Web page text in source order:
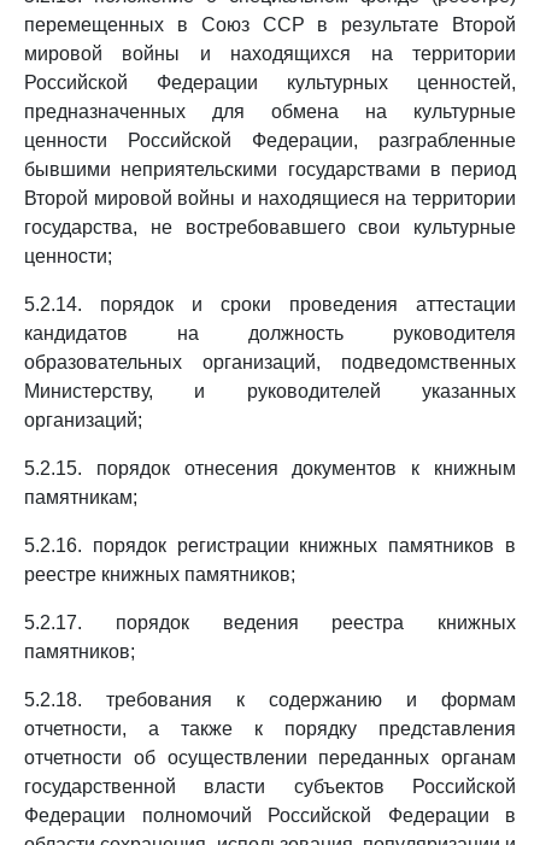
перемещенных в Союз ССР в результате Второй
мировой войны и находящихся на территории
Российской Федерации культурных ценностей,
предназначенных для обмена на культурные
ценности Российской Федерации, разграбленные
бывшими неприятельскими государствами в период
Второй мировой войны и находящиеся на территории
государства, не востребовавшего свои культурные
ценности;
5.2.14. порядок и сроки проведения аттестации
кандидатов на должность руководителя
образовательных организаций, подведомственных
Министерству, и руководителей указанных
организаций;
5.2.15. порядок отнесения документов к книжным
памятникам;
5.2.16. порядок регистрации книжных памятников в
реестре книжных памятников;
5.2.17. порядок ведения реестра книжных
памятников;
5.2.18. требования к содержанию и формам
отчетности, а также к порядку представления
отчетности об осуществлении переданных органам
государственной власти субъектов Российской
Федерации полномочий Российской Федерации в